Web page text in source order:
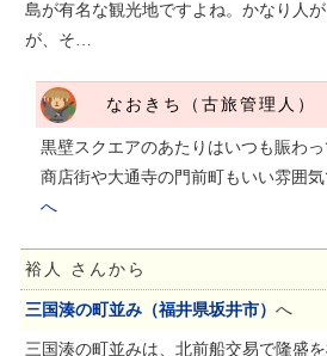
島が有名な観光地ですよね。かなり人
が、そ…
なおきち（古旅管理人）
黒壁スクエアのあたりはいつも賑わ
商店街や大通寺の門前町もいい雰囲
へ
裕人 さんから
三国湊の町並み（福井県坂井市） へ
三国湊の町並みは、北前船交易で隆盛